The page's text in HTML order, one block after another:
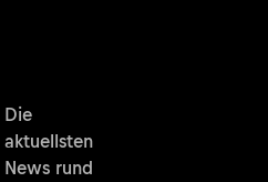
Die
aktuellsten
News rund